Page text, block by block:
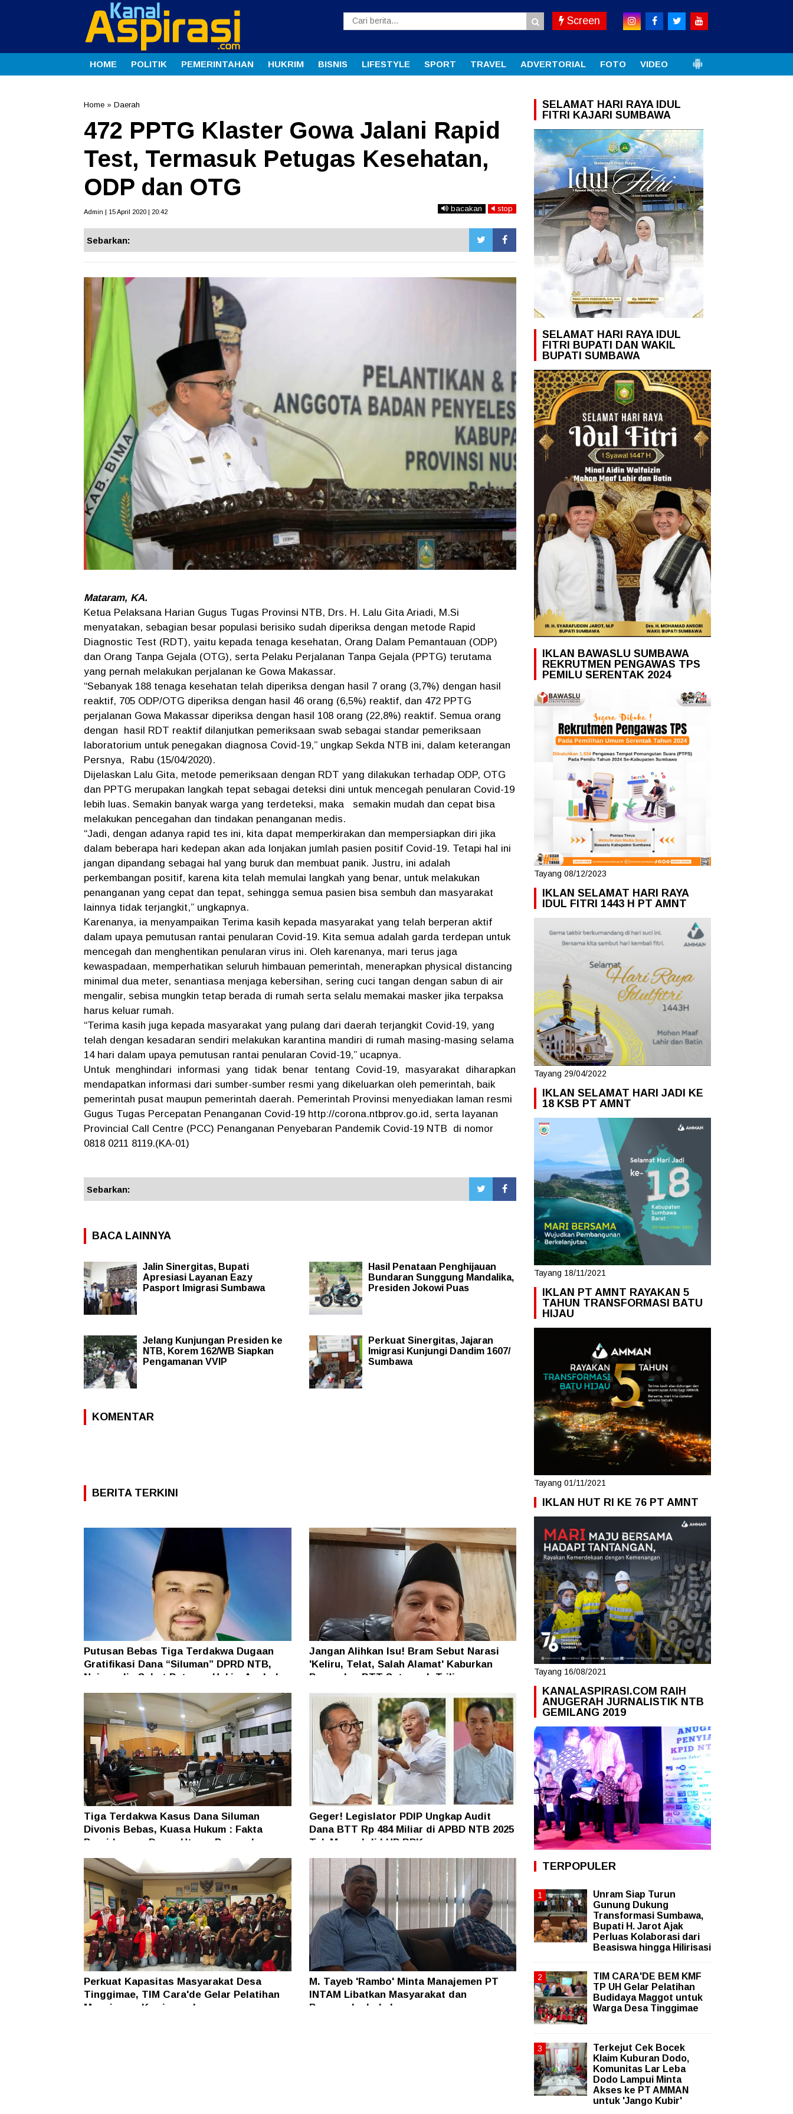
Screen
HOME POLITIK PEMERINTAHAN HUKRIM BISNIS LIFESTYLE SPORT TRAVEL ADVERTORIAL FOTO VIDEO
Home » Daerah
472 PPTG Klaster Gowa Jalani Rapid
Test, Termasuk Petugas Kesehatan,
ODP dan OTG
Admin | 15 April 2020 | 20:42 bacakan stop
Sebarkan:
Mataram, KA.
Ketua Pelaksana Harian Gugus Tugas Provinsi NTB, Drs. H. Lalu Gita Ariadi, M.Si
menyatakan, sebagian besar populasi berisiko sudah diperiksa dengan metode Rapid
Diagnostic Test (RDT), yaitu kepada tenaga kesehatan, Orang Dalam Pemantauan (ODP)
dan Orang Tanpa Gejala (OTG), serta Pelaku Perjalanan Tanpa Gejala (PPTG) terutama
yang pernah melakukan perjalanan ke Gowa Makassar.
“Sebanyak 188 tenaga kesehatan telah diperiksa dengan hasil 7 orang (3,7%) dengan hasil
reaktif, 705 ODP/OTG diperiksa dengan hasil 46 orang (6,5%) reaktif, dan 472 PPTG
perjalanan Gowa Makassar diperiksa dengan hasil 108 orang (22,8%) reaktif. Semua orang
dengan hasil RDT reaktif dilanjutkan pemeriksaan swab sebagai standar pemeriksaan
laboratorium untuk penegakan diagnosa Covid-19,” ungkap Sekda NTB ini, dalam keterangan
Persnya, Rabu (15/04/2020).
Dijelaskan Lalu Gita, metode pemeriksaan dengan RDT yang dilakukan terhadap ODP, OTG
dan PPTG merupakan langkah tepat sebagai deteksi dini untuk mencegah penularan Covid-19
lebih luas. Semakin banyak warga yang terdeteksi, maka semakin mudah dan cepat bisa
melakukan pencegahan dan tindakan penanganan medis.
“Jadi, dengan adanya rapid tes ini, kita dapat memperkirakan dan mempersiapkan diri jika
dalam beberapa hari kedepan akan ada lonjakan jumlah pasien positif Covid-19. Tetapi hal ini
jangan dipandang sebagai hal yang buruk dan membuat panik. Justru, ini adalah
perkembangan positif, karena kita telah memulai langkah yang benar, untuk melakukan
penanganan yang cepat dan tepat, sehingga semua pasien bisa sembuh dan masyarakat
lainnya tidak terjangkit,” ungkapnya.
Karenanya, ia menyampaikan Terima kasih kepada masyarakat yang telah berperan aktif
dalam upaya pemutusan rantai penularan Covid-19. Kita semua adalah garda terdepan untuk
mencegah dan menghentikan penularan virus ini. Oleh karenanya, mari terus jaga
kewaspadaan, memperhatikan seluruh himbauan pemerintah, menerapkan physical distancing
minimal dua meter, senantiasa menjaga kebersihan, sering cuci tangan dengan sabun di air
mengalir, sebisa mungkin tetap berada di rumah serta selalu memakai masker jika terpaksa
harus keluar rumah.
“Terima kasih juga kepada masyarakat yang pulang dari daerah terjangkit Covid-19, yang
telah dengan kesadaran sendiri melakukan karantina mandiri di rumah masing-masing selama
14 hari dalam upaya pemutusan rantai penularan Covid-19,” ucapnya.
Untuk menghindari informasi yang tidak benar tentang Covid-19, masyarakat diharapkan
mendapatkan informasi dari sumber-sumber resmi yang dikeluarkan oleh pemerintah, baik
pemerintah pusat maupun pemerintah daerah. Pemerintah Provinsi menyediakan laman resmi
Gugus Tugas Percepatan Penanganan Covid-19 http://corona.ntbprov.go.id, serta layanan
Provincial Call Centre (PCC) Penanganan Penyebaran Pandemik Covid-19 NTB di nomor
0818 0211 8119.(KA-01)
Sebarkan:
BACA LAINNYA
Jalin Sinergitas, Bupati
Apresiasi Layanan Eazy
Pasport Imigrasi Sumbawa
Hasil Penataan Penghijauan
Bundaran Sunggung Mandalika,
Presiden Jokowi Puas
Jelang Kunjungan Presiden ke
NTB, Korem 162/WB Siapkan
Pengamanan VVIP
Perkuat Sinergitas, Jajaran
Imigrasi Kunjungi Dandim 1607/
Sumbawa
KOMENTAR
BERITA TERKINI
Putusan Bebas Tiga Terdakwa Dugaan
Gratifikasi Dana “Siluman” DPRD NTB,
Najamudin Sebut Putusan Hakim Aneh dan
Ganjil
Jangan Alihkan Isu! Bram Sebut Narasi
'Keliru, Telat, Salah Alamat' Kaburkan
Persoalan BTT Setengah Triliun
Tiga Terdakwa Kasus Dana Siluman
Divonis Bebas, Kuasa Hukum : Fakta
Persidangan Dasar Utama Penegakan
Hukum
Geger! Legislator PDIP Ungkap Audit
Dana BTT Rp 484 Miliar di APBD NTB 2025
Tak Muncul di LHP BPK
Perkuat Kapasitas Masyarakat Desa
Tinggimae, TIM Cara'de Gelar Pelatihan
Manajemen Kewirausahaan
M. Tayeb 'Rambo' Minta Manajemen PT
INTAM Libatkan Masyarakat dan
Pengusaha Lokal
SELAMAT HARI RAYA IDUL
FITRI KAJARI SUMBAWA
SELAMAT HARI RAYA IDUL
FITRI BUPATI DAN WAKIL
BUPATI SUMBAWA
IKLAN BAWASLU SUMBAWA
REKRUTMEN PENGAWAS TPS
PEMILU SERENTAK 2024
Tayang 08/12/2023
IKLAN SELAMAT HARI RAYA
IDUL FITRI 1443 H PT AMNT
Tayang 29/04/2022
IKLAN SELAMAT HARI JADI KE
18 KSB PT AMNT
Tayang 18/11/2021
IKLAN PT AMNT RAYAKAN 5
TAHUN TRANSFORMASI BATU
HIJAU
Tayang 01/11/2021
IKLAN HUT RI KE 76 PT AMNT
Tayang 16/08/2021
KANALASPIRASI.COM RAIH
ANUGERAH JURNALISTIK NTB
GEMILANG 2019
TERPOPULER
Unram Siap Turun
Gunung Dukung
Transformasi Sumbawa,
Bupati H. Jarot Ajak
Perluas Kolaborasi dari
Beasiswa hingga Hilirisasi
TIM CARA'DE BEM KMF
TP UH Gelar Pelatihan
Budidaya Maggot untuk
Warga Desa Tinggimae
Terkejut Cek Bocek
Klaim Kuburan Dodo,
Komunitas Lar Leba
Dodo Lampui Minta
Akses ke PT AMMAN
untuk 'Jango Kubir'